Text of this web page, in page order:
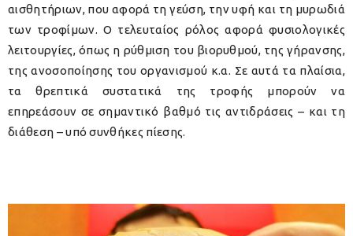
αισθητήριων, που αφορά τη γεύση, την υφή και τη μυρωδιά
των τροφίμων. Ο τελευταίος ρόλος αφορά φυσιολογικές
λειτουργίες, όπως η ρύθμιση του βιορυθμού, της γήρανσης,
της ανοσοποίησης του οργανισμού κ.α. Σε αυτά τα πλαίσια,
τα θρεπτικά συστατικά της τροφής μπορούν να
επηρεάσουν σε σημαντικό βαθμό τις αντιδράσεις – και τη
διάθεση – υπό συνθήκες πίεσης.